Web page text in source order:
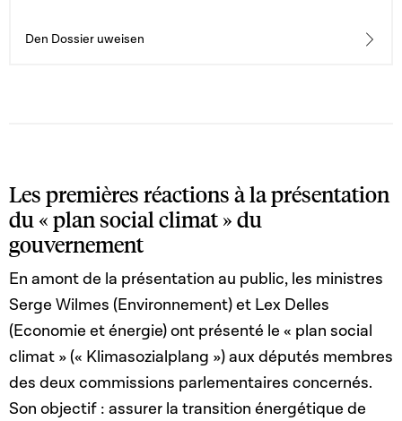
Den Dossier uweisen
Les premières réactions à la présentation
du « plan social climat » du
gouvernement
En amont de la présentation au public, les ministres
Serge Wilmes (Environnement) et Lex Delles
(Economie et énergie) ont présenté le « plan social
climat » (« Klimasozialplang ») aux députés membres
des deux commissions parlementaires concernés.
Son objectif : assurer la transition énergétique de